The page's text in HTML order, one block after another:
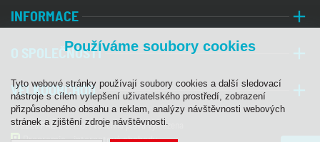
INFORMACE
O SPOLEČNOSTI
VELKOOBCHOD
© 2026 PALA, s. r. o. | Všechna práva vyhrazena
Používáme soubory cookies
Tyto webové stránky používají soubory cookies a další sledovací
nástroje s cílem vylepšení uživatelského prostředí, zobrazení
přizpůsobeného obsahu a reklam, analýzy návštěvnosti webových
stránek a zjištění zdroje návštěvnosti.